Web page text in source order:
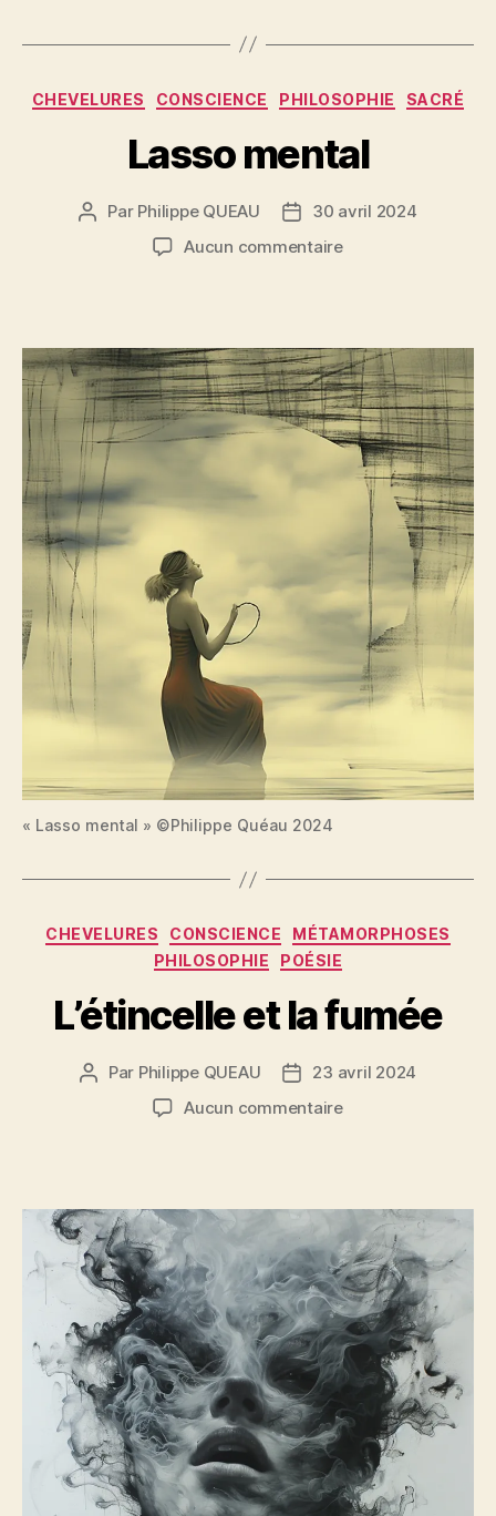
Catégories
CHEVELURES CONSCIENCE PHILOSOPHIE SACRÉ
Lasso mental
Auteur
Par Philippe QUEAU
Date
de
30 avril 2024
Aucun commentairesur
« Lasso mental » ©Philippe Quéau 2024
Catégories
CHEVELURES CONSCIENCE
MÉTAMORPHOSES
PHILOSOPHIE
POÉSIE
L’étincelle et la fumée
Auteur
Par Philippe QUEAU
Date
de
23 avril 2024
Aucun commentairesur
fumée